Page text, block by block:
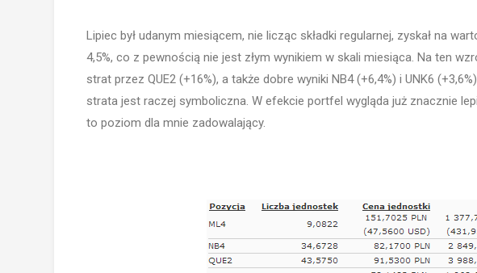
Lipiec był udanym miesiącem, nie licząc składki regularnej, zyskał na
4,5%, co z pewnością nie jest złym wynikiem w skali miesiąca. Na ten
strat przez QUE2 (+16%), a także dobre wyniki NB4 (+6,4%) i UNK6
strata jest raczej symboliczna. W efekcie portfel wygląda już znacznie
to poziom dla mnie zadowalający.